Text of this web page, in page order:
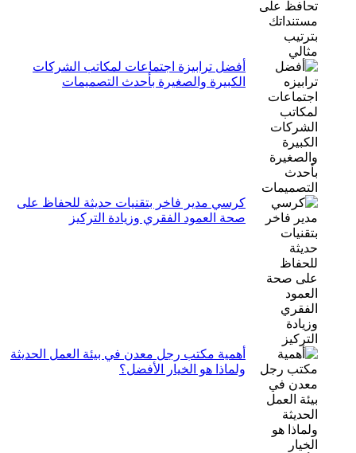
أفضل ترابيزة اجتماعات لمكاتب الشركات
الكبيرة والصغيرة بأحدث التصميمات
كرسي مدير فاخر بتقنيات حديثة للحفاظ على
صحة العمود الفقري وزيادة التركيز
أهمية مكتب رجل معدن في بيئة العمل الحديثة
ولماذا هو الخيار الأفضل؟